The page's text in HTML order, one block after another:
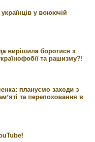
у воюючій
вирішила боротися з
та рашизму?!
плануємо заходи з
та перепоховання в